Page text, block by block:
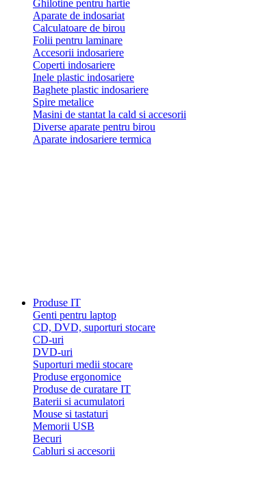
Ghilotine pentru hartie
Aparate de indosariat
Calculatoare de birou
Folii pentru laminare
Accesorii indosariere
Coperti indosariere
Inele plastic indosariere
Baghete plastic indosariere
Spire metalice
Masini de stantat la cald si accesorii
Diverse aparate pentru birou
Aparate indosariere termica
Produse IT
Genti pentru laptop
CD, DVD, suporturi stocare
CD-uri
DVD-uri
Suporturi medii stocare
Produse ergonomice
Produse de curatare IT
Baterii si acumulatori
Mouse si tastaturi
Memorii USB
Becuri
Cabluri si accesorii